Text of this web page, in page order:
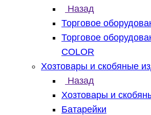
Назад
Торговое
Торговое
COLOR
Хозтовары и скобяные
Назад
Хозтовары и
Батарейки